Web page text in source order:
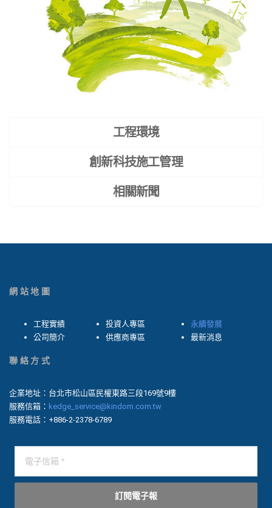
工程環境
創新科技施工管理
相關新聞
網站地圖
工程實績
公司簡介
投資人專區
供應商專區
永續發展
最新消息
聯絡方式
企業地址：台北市松山區民權東路三段169號9樓
服務信箱： kedge_service@kindom.com.tw
服務電話：+886-2-2378-6789
訂閱電子報